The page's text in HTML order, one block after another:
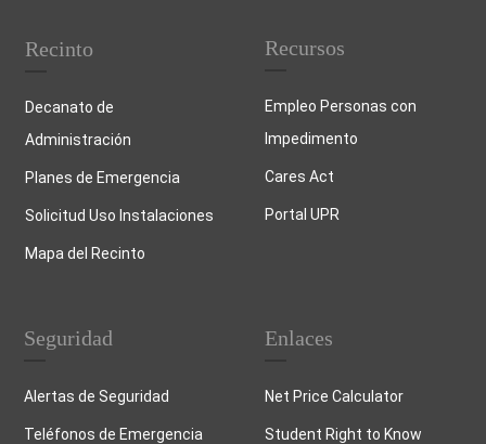
Recinto
Decanato de
Administración
Planes de Emergencia
Solicitud Uso Instalaciones
Mapa del Recinto
Recursos
Empleo Personas con
Impedimento
Cares Act
Portal UPR
Seguridad
Alertas de Seguridad
Teléfonos de Emergencia
Enlaces
Net Price Calculator
Student Right to Know